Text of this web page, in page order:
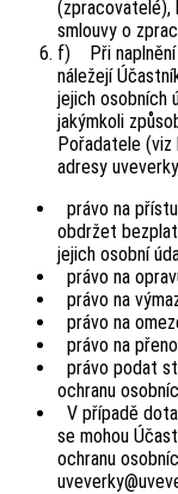
(zpracovatelé),
smlouvy o
f) Při naplnění
náležejí
jejich osobních
jakýmkoli
Pořadatele
adresy
právo na
obdržet
jejich osobní
právo na
právo na
právo na
právo na
právo podat
ochranu
V případě
se mohou
ochranu